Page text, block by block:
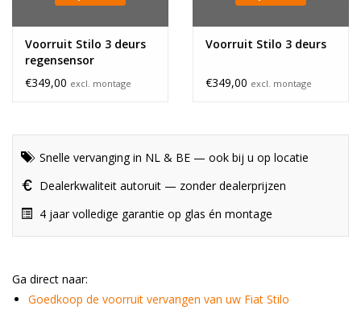
Voorruit Stilo 3 deurs
regensensor
€349,00 excl. montage
Voorruit Stilo 3 deurs
€349,00 excl. montage
Snelle vervanging in NL & BE — ook bij u op locatie
Dealerkwaliteit autoruit — zonder dealerprijzen
4 jaar volledige garantie op glas én montage
Ga direct naar:
Goedkoop de voorruit vervangen van uw Fiat Stilo